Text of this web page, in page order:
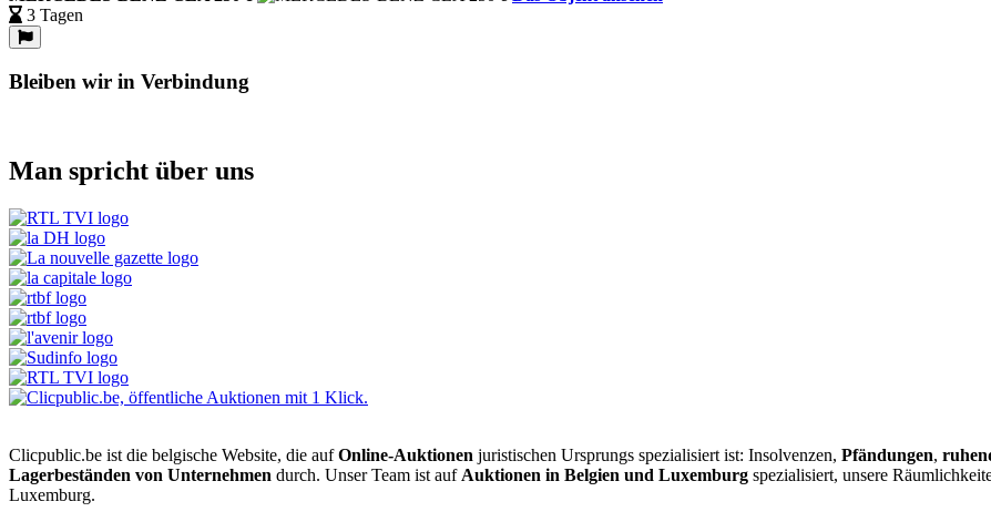
3 Tagen
Bleiben wir in Verbindung
Man spricht über uns
Clicpublic.be ist die belgische Website, die aufOnline-Auktionen juristischen Ursprungs spezialisiert ist: Insolvenzen, Pfändungen,
Lagerbeständen von Unternehmen durch. Unser Team ist auf Auktionen in Belgien und Luxemburg spezialisiert, unsere
Luxemburg.